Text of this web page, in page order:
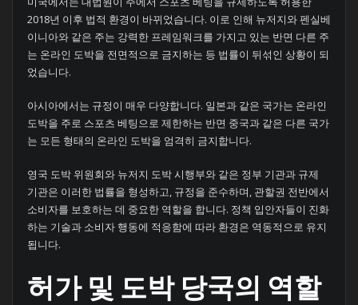
2018년 이후 법적 환경이 바뀌었습니다. 이로 인해 뉴저지와 펜실베
이니아와 같은 주는 강력한 프레임워크를 가지고 있는 반면 다른 주
는 온라인 도박을 전면적으로 금지하는 등 법률이 뒤섞인 상황이 되
었습니다.
아시아에서는 규정이 매우 다양합니다. 일본과 같은 국가는 온라인
도박을 주로 스포츠 베팅으로 제한하는 반면 중국과 같은 다른 국가
는 모든 형태의 온라인 도박을 엄격히 금지합니다.
영국 도박 위원회와 뉴저지 도박 시행부와 같은 정부 기관과 규제
기관은 이러한 법률을 형성하고, 규정을 준수하며, 관할권 전반에서
소비자를 보호하는 데 중요한 역할을 합니다. 정책 입안자들이 진화
하는 기술과 소비자 행동에 적응함에 따라 환경은 역동적으로 유지
됩니다.
허가 및 도박 당국의 역할